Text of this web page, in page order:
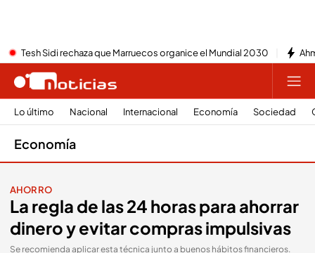
Tesh Sidi rechaza que Marruecos organice el Mundial 2030
Lo último Nacional Internacional Economía Sociedad
Economía
AHORRO
La regla de las 24 horas para ahorrar
dinero y evitar compras impulsivas
Se recomienda aplicar esta técnica junto a buenos hábitos financieros.